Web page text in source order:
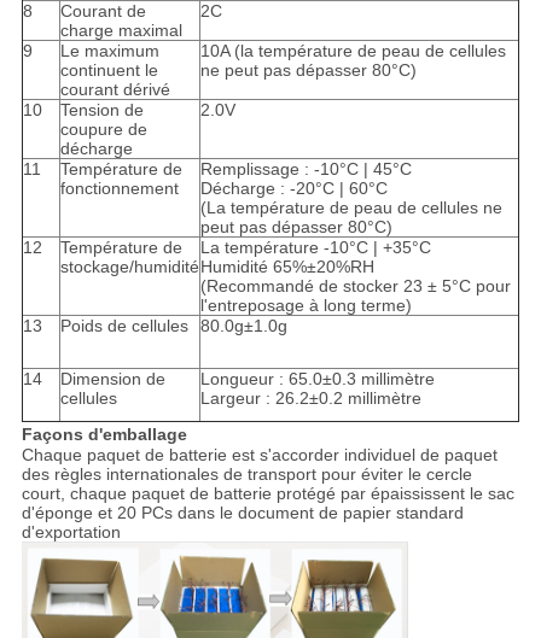
8
Courant de
charge maximal
2C
9
Le maximum
continuent le
courant dérivé
10A (la température de peau de cellules
ne peut pas dépasser 80°C)
10
Tension de
coupure de
décharge
2.0V
11
Température de
fonctionnement
Remplissage : -10°C | 45°C
Décharge : -20°C | 60°C
(La température de peau de cellules ne
peut pas dépasser 80°C)
12
Température de
stockage/humidité
La température -10°C | +35°C
Humidité 65%±20%RH
(Recommandé de stocker 23 ± 5°C pour
l'entreposage à long terme)
13
Poids de cellules 80.0g±1.0g
14
Dimension de
cellules
Longueur : 65.0±0.3 millimètre
Largeur : 26.2±0.2 millimètre
Façons d'emballage
Chaque paquet de batterie est s'accorder individuel de paquet
des règles internationales de transport pour éviter le cercle
court, chaque paquet de batterie protégé par épaississent le sac
d'éponge et 20 PCs dans le document de papier standard
d'exportation